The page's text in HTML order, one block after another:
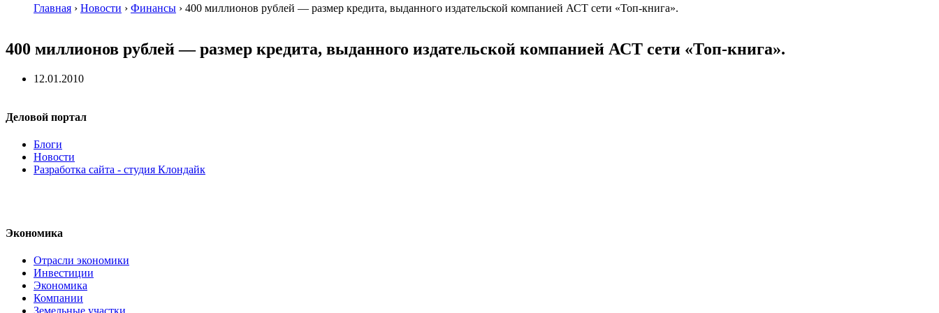
Главная › Новости › Финансы › 400 миллионов рублей — размер кредита, выданного издательской компанией АСТ сети «Топ-книга».
400 миллионов рублей — размер кредита, выданного издательской компанией АСТ сети «Топ-книга».
12.01.2010
Деловой портал
Блоги
Новости
Разработка сайта - студия Клондайк
Экономика
Отрасли экономики
Инвестиции
Экономика
Компании
Земельные участки